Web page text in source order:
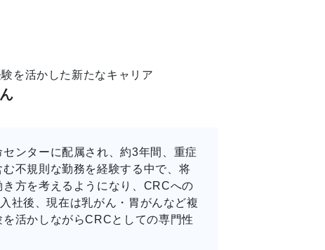
を活かした新たなキャリア
ンターに配属され、約3年間、重症
不規則な勤務を経験する中で、将
方を考えるようになり、CRCへの
社後、現在は乳がん・胃がんなど複
活かしながらCRCとしての専門性